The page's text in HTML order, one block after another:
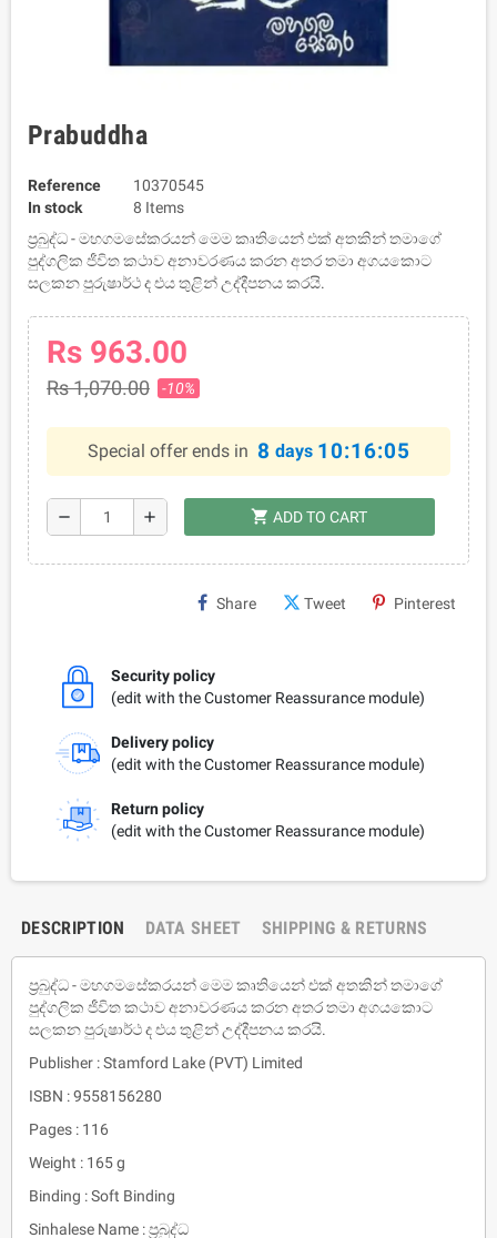
Prabuddha
Reference
10370545
In stock
8 Items
ප‍්‍රබුද්ධ - මහගමසේකරයන් මෙම කෘතියෙන් එක් අතකින් තමාගේ
පුද්ගලික ජීවිත කථාව අනාවරණය කරන අතර තමා අගයකොට
සලකන පුරුෂාර්ථ ද එය තුළින් උද්දීපනය කරයි.
Rs 963.00
Rs 1,070.00 -10%
Special offer ends in 8 days 10:16:05
remove add shopping_cart ADD TO CART
Share Tweet Pinterest
Security policy
(edit with the Customer Reassurance module)
Delivery policy
(edit with the Customer Reassurance module)
Return policy
(edit with the Customer Reassurance module)
DESCRIPTION DATA SHEET SHIPPING & RETURNS
ප‍්‍රබුද්ධ - මහගමසේකරයන් මෙම කෘතියෙන් එක් අතකින් තමාගේ
පුද්ගලික ජීවිත කථාව අනාවරණය කරන අතර තමා අගයකොට
සලකන පුරුෂාර්ථ ද එය තුළින් උද්දීපනය කරයි.
Publisher : Stamford Lake (PVT) Limited
ISBN : 9558156280
Pages : 116
Weight : 165 g
Binding : Soft Binding
Sinhalese Name : ප‍්‍රබුද්ධ